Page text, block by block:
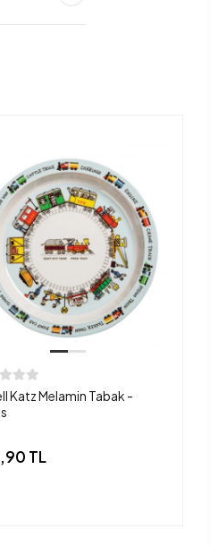
Katz Melamin Tabak -
TL